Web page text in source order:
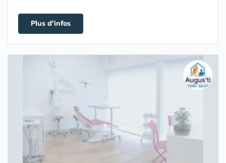
Plus d'infos